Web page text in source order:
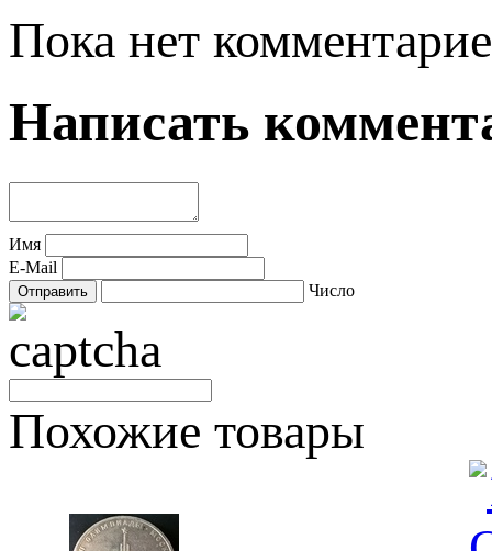
Пока нет
Написать
Имя
E-Mail
Число
Похожие товары